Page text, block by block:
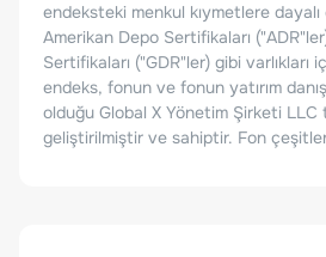
endeksteki menkul kıymetlere
Amerikan Depo Sertifikaları
Sertifikaları ("GDR"ler) gibi varlıkları
endeks, fonun ve fonun yatırım
olduğu Global X Yönetim Şirketi LLC
geliştirilmiştir ve sahiptir. Fon